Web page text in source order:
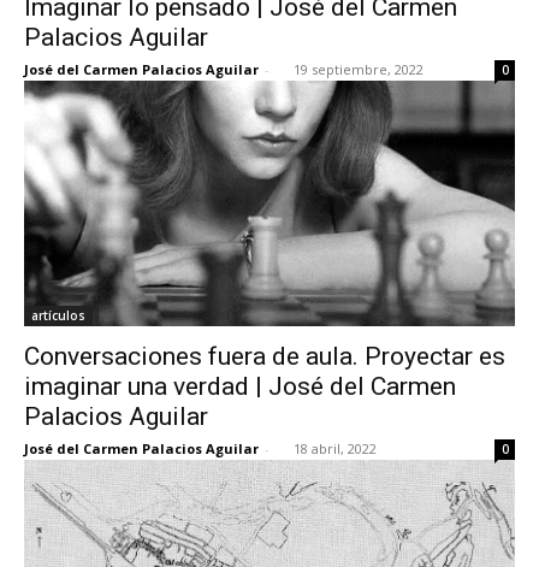
Imaginar lo pensado | José del Carmen
Palacios Aguilar
José del Carmen Palacios Aguilar - 19 septiembre, 2022 0
artículos
Conversaciones fuera de aula. Proyectar es
imaginar una verdad | José del Carmen
Palacios Aguilar
José del Carmen Palacios Aguilar - 18 abril, 2022 0